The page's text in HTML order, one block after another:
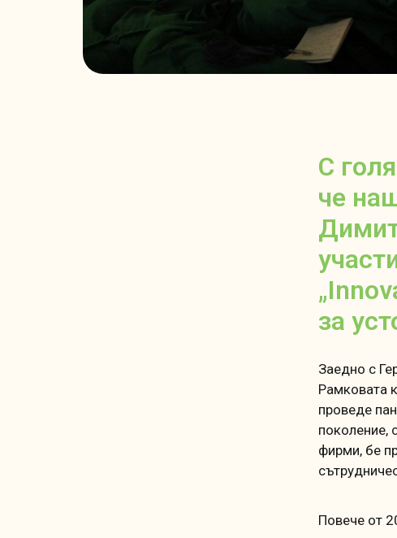
С
че
за
Заедно с
Рамковата
проведе
поколение,
фирми, бе
Повече от